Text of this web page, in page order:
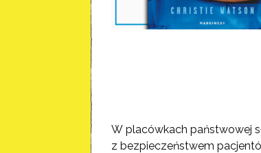
W placówkach państwowej
z bezpieczeństwem